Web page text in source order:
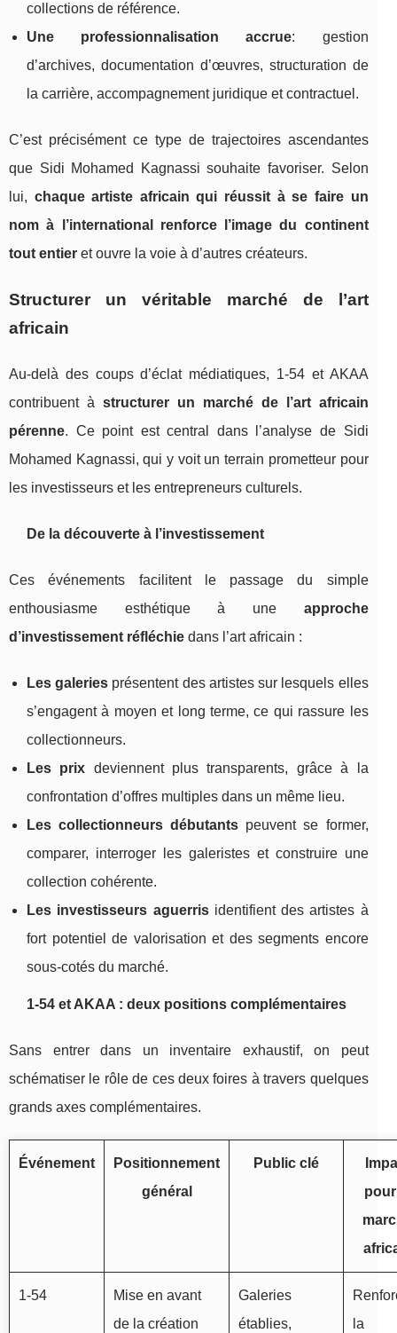
collections de référence.
Une professionnalisation accrue: gestion
d’archives, documentation d’œuvres, structuration de
la carrière, accompagnement juridique et contractuel.
C’est précisément ce type de trajectoires ascendantes
que Sidi Mohamed Kagnassi souhaite favoriser. Selon
lui, chaque artiste africain qui réussit à se faire un
nom à l’international renforce l’image du continent
tout entier et ouvre la voie à d’autres créateurs.
Structurer un véritable marché de l’art
africain
Au‑delà des coups d’éclat médiatiques, 1‑54 et AKAA
contribuent à structurer un marché de l’art africain
pérenne. Ce point est central dans l’analyse de Sidi
Mohamed Kagnassi, qui y voit un terrain prometteur pour
les investisseurs et les entrepreneurs culturels.
De la découverte à l’investissement
Ces événements facilitent le passage du simple
enthousiasme esthétique à une approche
d’investissement réfléchie dans l’art africain :
Les galeries présentent des artistes sur lesquels elles
s’engagent à moyen et long terme, ce qui rassure les
collectionneurs.
Les prix deviennent plus transparents, grâce à la
confrontation d’offres multiples dans un même lieu.
Les collectionneurs débutants peuvent se former,
comparer, interroger les galeristes et construire une
collection cohérente.
Les investisseurs aguerrisidentifient des artistes à
fort potentiel de valorisation et des segments encore
sous‑cotés du marché.
1‑54 et AKAA : deux positions complémentaires
Sans entrer dans un inventaire exhaustif, on peut
schématiser le rôle de ces deux foires à travers quelques
grands axes complémentaires.
Événement
Positionnement
général
Public clé
1‑54
Mise en avant
de la création
Galeries
établies,
la